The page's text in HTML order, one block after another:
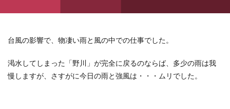
台風の影響で、物凄い雨と風の中での仕事でした。
渇水してしまった「野川」が完全に戻るのならば、多少の雨は我
慢しますが、さすがに今日の雨と強風は・・・ムリでした。